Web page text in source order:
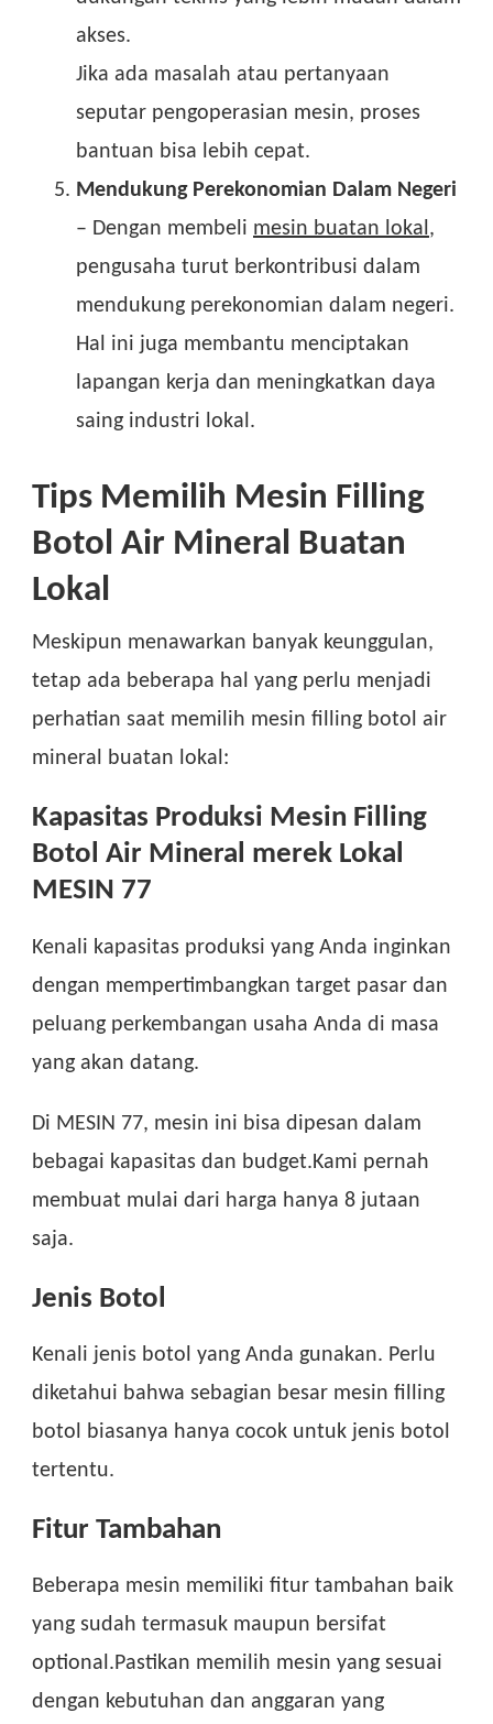
akses.
Jika ada masalah atau pertanyaan
seputar pengoperasian mesin, proses
bantuan bisa lebih cepat.
Mendukung Perekonomian Dalam Negeri
– Dengan membeli mesin buatan lokal,
pengusaha turut berkontribusi dalam
mendukung perekonomian dalam negeri.
Hal ini juga membantu menciptakan
lapangan kerja dan meningkatkan daya
saing industri lokal.
Tips Memilih Mesin Filling
Botol Air Mineral Buatan
Lokal
Meskipun menawarkan banyak keunggulan,
tetap ada beberapa hal yang perlu menjadi
perhatian saat memilih mesin filling botol air
mineral buatan lokal:
Kapasitas Produksi Mesin Filling
Botol Air Mineral merek Lokal
MESIN 77
Kenali kapasitas produksi yang Anda inginkan
dengan mempertimbangkan target pasar dan
peluang perkembangan usaha Anda di masa
yang akan datang.
Di MESIN 77, mesin ini bisa dipesan dalam
bebagai kapasitas dan budget.Kami pernah
membuat mulai dari harga hanya 8 jutaan
saja.
Jenis Botol
Kenali jenis botol yang Anda gunakan. Perlu
diketahui bahwa sebagian besar mesin filling
botol biasanya hanya cocok untuk jenis botol
tertentu.
Fitur Tambahan
Beberapa mesin memiliki fitur tambahan baik
yang sudah termasuk maupun bersifat
optional.Pastikan memilih mesin yang sesuai
dengan kebutuhan dan anggaran yang